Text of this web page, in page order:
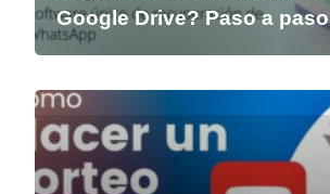
Google Drive? Paso a paso